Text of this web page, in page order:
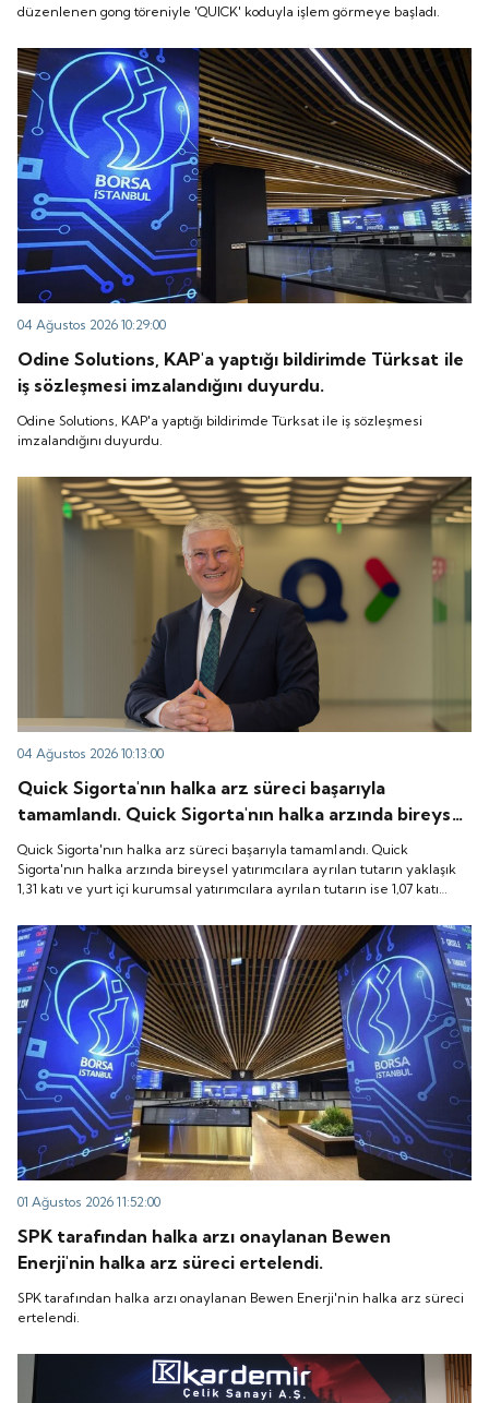
düzenlenen gong töreniyle 'QUICK' koduyla işlem görmeye başladı.
04 Ağustos 2026 10:29:00
Odine Solutions, KAP'a yaptığı bildirimde Türksat ile
iş sözleşmesi imzalandığını duyurdu.
Odine Solutions, KAP'a yaptığı bildirimde Türksat ile iş sözleşmesi
imzalandığını duyurdu.
04 Ağustos 2026 10:13:00
Quick Sigorta'nın halka arz süreci başarıyla
tamamlandı. Quick Sigorta'nın halka arzında bireysel
yatırımcılara ayrılan tutarın yaklaşık 1,31 katı ve yurt
içi kurumsal yatırımcılara ayrılan tutarın ise 1,07 katı
talep geldi. Quick Sigorta, 6 Ağustos 2026 tarihinde
görmeye başlayacak.
Quick Sigorta'nın halka arz süreci başarıyla tamamlandı. Quick
Sigorta'nın halka arzında bireysel yatırımcılara ayrılan tutarın yaklaşık
1,31 katı ve yurt içi kurumsal yatırımcılara ayrılan tutarın ise 1,07 katı
koduyla Borsa İstanbul'da işlem görmeye başlayacak.
01 Ağustos 2026 11:52:00
SPK tarafından halka arzı onaylanan Bewen
Enerji'nin halka arz süreci ertelendi.
SPK tarafından halka arzı onaylanan Bewen Enerji'nin halka arz süreci
ertelendi.